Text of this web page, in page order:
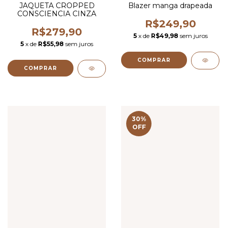
JAQUETA CROPPED
CONSCIENCIA CINZA
R$279,90
5 x de R$55,98 sem juros
COMPRAR
Blazer manga drapeada
R$249,90
5 x de R$49,98 sem juros
COMPRAR
30%
OFF